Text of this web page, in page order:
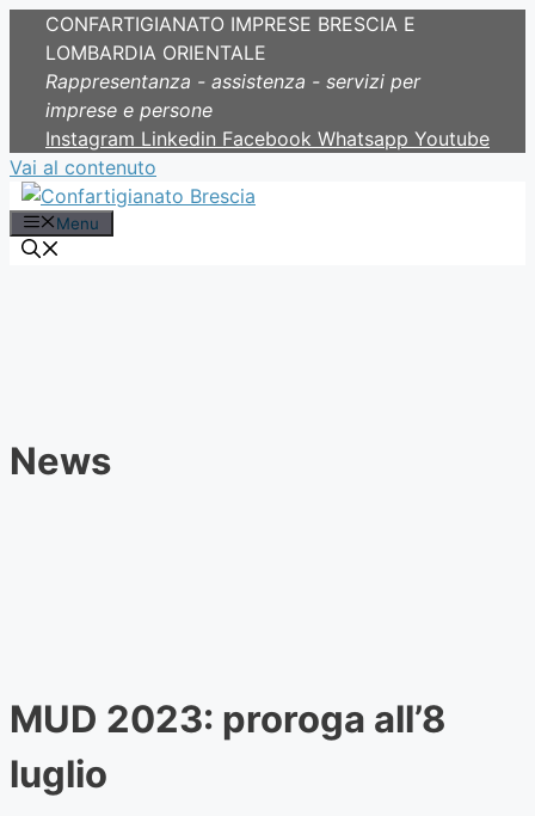
CONFARTIGIANATO IMPRESE BRESCIA E
LOMBARDIA ORIENTALE
Rappresentanza - assistenza - servizi per
imprese e persone
Instagram Linkedin Facebook Whatsapp Youtube
Vai al contenuto
Menu
News
MUD 2023: proroga all’8
luglio